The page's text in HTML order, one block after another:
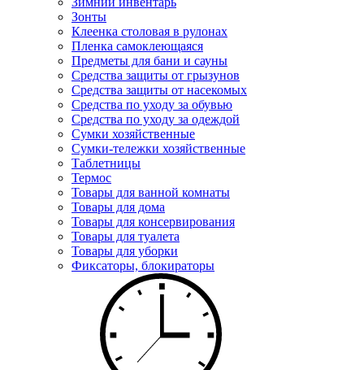
Зонты
Клеенка столовая в рулонах
Пленка самоклеющаяся
Предметы для бани и сауны
Средства защиты от грызунов
Средства защиты от насекомых
Средства по уходу за обувью
Средства по уходу за одеждой
Сумки хозяйственные
Сумки-тележки хозяйственные
Таблетницы
Термос
Товары для ванной комнаты
Товары для дома
Товары для консервирования
Товары для туалета
Товары для уборки
Фиксаторы, блокираторы